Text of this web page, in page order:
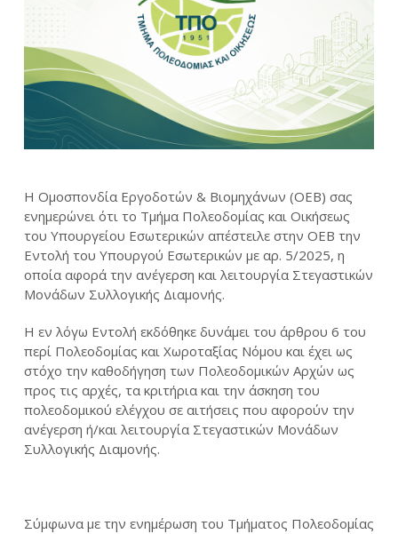
Η Ομοσπονδία Εργοδοτών & Βιομηχάνων (ΟΕΒ) σας
ενημερώνει ότι το Τμήμα Πολεοδομίας και Οικήσεως
του Υπουργείου Εσωτερικών απέστειλε στην ΟΕΒ την
Εντολή του Υπουργού Εσωτερικών με αρ. 5/2025, η
οποία αφορά την ανέγερση και λειτουργία Στεγαστικών
Μονάδων Συλλογικής Διαμονής.
Η εν λόγω Εντολή εκδόθηκε δυνάμει του άρθρου 6 του
περί Πολεοδομίας και Χωροταξίας Νόμου και έχει ως
στόχο την καθοδήγηση των Πολεοδομικών Αρχών ως
προς τις αρχές, τα κριτήρια και την άσκηση του
πολεοδομικού ελέγχου σε αιτήσεις που αφορούν την
ανέγερση ή/και λειτουργία Στεγαστικών Μονάδων
Συλλογικής Διαμονής.
Σύμφωνα με την ενημέρωση του Τμήματος Πολεοδομίας